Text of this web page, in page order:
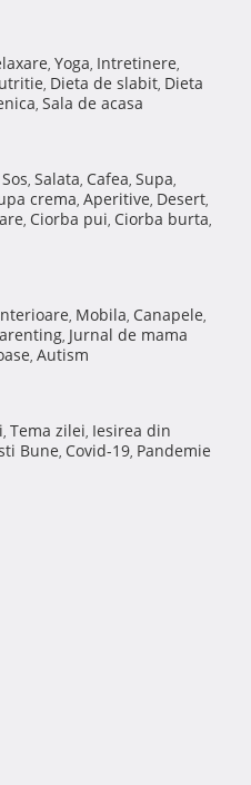
, Yoga, Intretinere,
, Dieta de slabit, Dieta
, Sala de acasa
Sos, Salata, Cafea, Supa,
crema, Aperitive, Desert,
, Ciorba pui, Ciorba burta,
, Mobila, Canapele,
, Jurnal de mama
, Autism
, Tema zilei, Iesirea din
Bune, Covid-19, Pandemie